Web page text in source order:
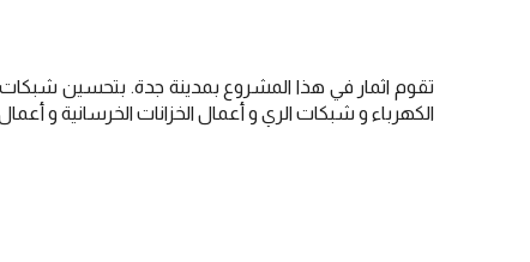
تقوم اثمار في هذا المشروع بمدينة جدة. بتحسين شبكات
الكهرباء و شبكات الري و أعمال الخزانات الخرسانية و